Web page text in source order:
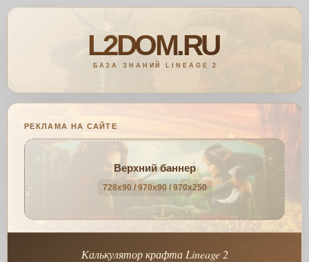
РЕКЛАМА НА САЙТЕ
Верхний баннер
728x90 / 970x90 / 970x250
Калькулятор крафта Lineage 2